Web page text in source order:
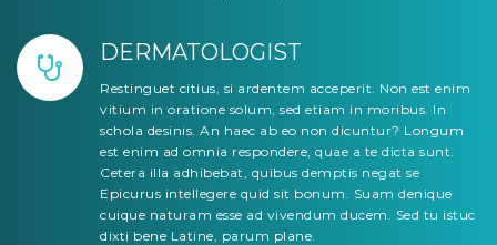
DERMATOLOGIST
Restinguet citius, si ardentem acceperit. Non est enim
vitium in oratione solum, sed etiam in moribus. In
schola desinis. An haec ab eo non dicuntur? Longum
est enim ad omnia respondere, quae a te dicta sunt.
Cetera illa adhibebat, quibus demptis negat se
Epicurus intellegere quid sit bonum. Suam denique
cuique naturam esse ad vivendum ducem. Sed tu istuc
dixti bene Latine, parum plane.